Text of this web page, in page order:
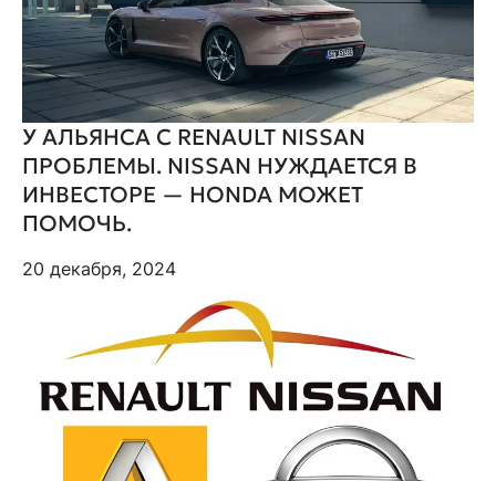
У АЛЬЯНСА С RENAULT NISSAN
ПРОБЛЕМЫ. NISSAN НУЖДАЕТСЯ В
ИНВЕСТОРЕ — HONDA МОЖЕТ
ПОМОЧЬ.
20 декабря, 2024